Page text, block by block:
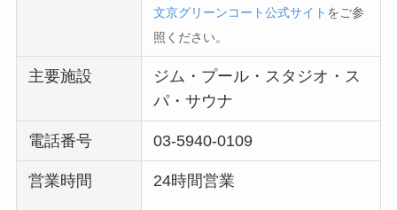
文京グリーンコート公式サイト をご参
照ください。
主要施設
ジム・プール・スタジオ・ス
パ・サウナ
電話番号 03-5940-0109
営業時間 24時間営業